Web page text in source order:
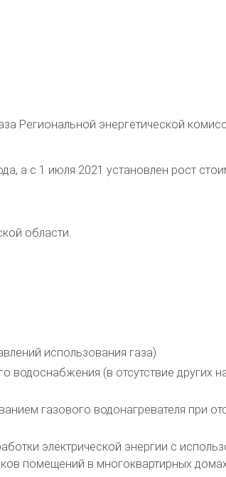
Региональной энергетической
а с 1 июля 2021 установлен рост
области.
использования газа)
водоснабжения (в отсутствие других
газового водонагревателя при
электрической энергии с
помещений в многоквартирных